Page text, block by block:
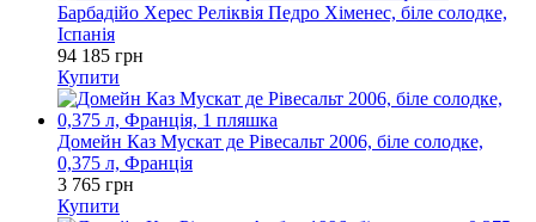
Барбадійо Херес Реліквія Педро Хіменес, біле солодке,
Іспанія
94 185 грн
Купити
Домейн Каз Мускат де Рівесальт 2006, біле солодке,
0,375 л, Франція
3 765 грн
Купити